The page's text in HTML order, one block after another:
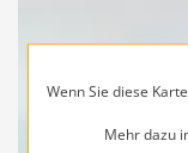
Wenn Sie diese
Mehr dazu